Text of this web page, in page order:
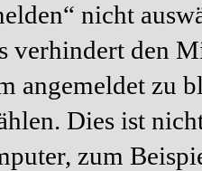
nicht
verhindert den
angemeldet zu
Dies ist
zum